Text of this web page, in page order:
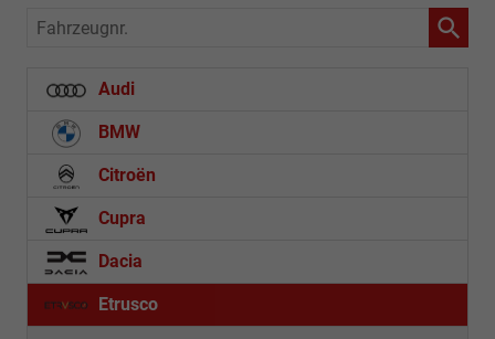
Fahrzeugnr.
Audi
BMW
Citroën
Cupra
Dacia
Etrusco